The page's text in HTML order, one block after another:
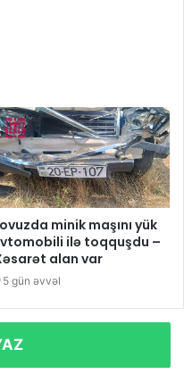
minik maşını yük
ilə toqquşdu –
alan var
5 gün əvvəl